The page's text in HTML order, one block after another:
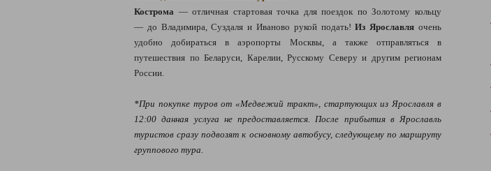
Кострома — отличная стартовая точка для поездок по Золотому кольцу
— до Владимира, Суздаля и Иваново рукой подать!Из Ярославля очень
удобно добираться в аэропорты Москвы, а также отправляться в
путешествия по Беларуси, Карелии, Русскому Северу и другим регионам
России.
*При покупке туров от «Медвежий тракт», стартующих из Ярославля в
12:00 данная услуга не предоставляется. После прибытия в Ярославль
туристов сразу подвозят к основному автобусу, следующему по маршруту
группового тура.